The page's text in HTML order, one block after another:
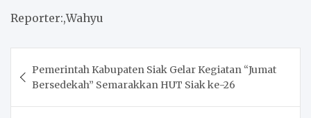
Reporter:,Wahyu
navigation
Pemerintah Kabupaten Siak Gelar Kegiatan “Jumat
Bersedekah” Semarakkan HUT Siak ke-26